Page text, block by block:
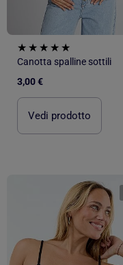
Canotta spalline sottili
3,00 €
Vedi prodotto